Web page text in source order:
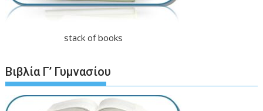
stack of books
Βιβλία Γ’ Γυμνασίου